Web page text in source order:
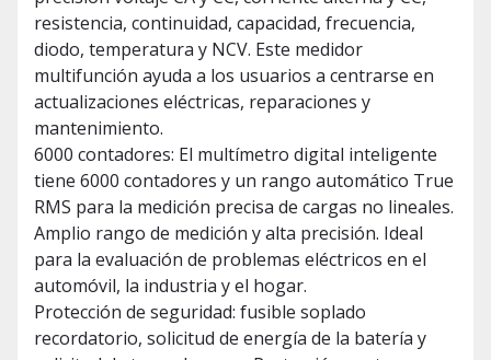
resistencia, continuidad, capacidad, frecuencia,
diodo, temperatura y NCV. Este medidor
multifunción ayuda a los usuarios a centrarse en
actualizaciones eléctricas, reparaciones y
mantenimiento.
6000 contadores: El multímetro digital inteligente
tiene 6000 contadores y un rango automático True
RMS para la medición precisa de cargas no lineales.
Amplio rango de medición y alta precisión. Ideal
para la evaluación de problemas eléctricos en el
automóvil, la industria y el hogar.
Protección de seguridad: fusible soplado
recordatorio, solicitud de energía de la batería y